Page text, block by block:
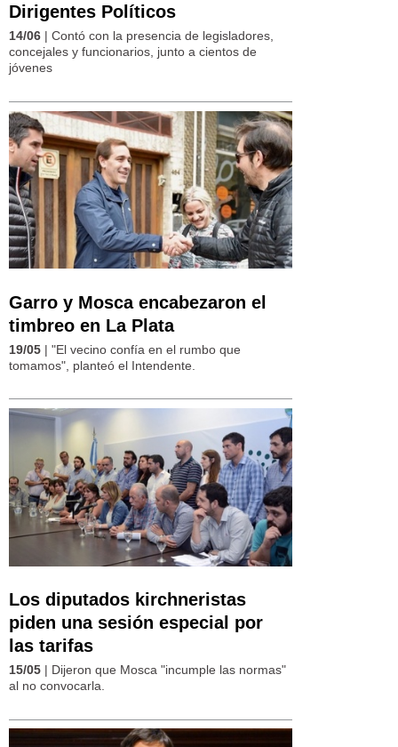
Dirigentes Políticos
14/06 | Contó con la presencia de legisladores,
concejales y funcionarios, junto a cientos de
jóvenes
Garro y Mosca encabezaron el
timbreo en La Plata
19/05 | "El vecino confía en el rumbo que
tomamos", planteó el Intendente.
Los diputados kirchneristas
piden una sesión especial por
las tarifas
15/05 | Dijeron que Mosca "incumple las normas"
al no convocarla.